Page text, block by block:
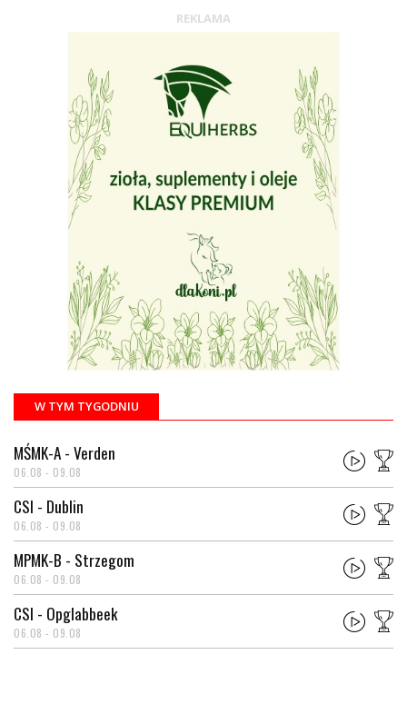
REKLAMA
W TYM TYGODNIU
MŚMK-A - Verden
06.08 - 09.08
CSI - Dublin
06.08 - 09.08
MPMK-B - Strzegom
06.08 - 09.08
CSI - Opglabbeek
06.08 - 09.08